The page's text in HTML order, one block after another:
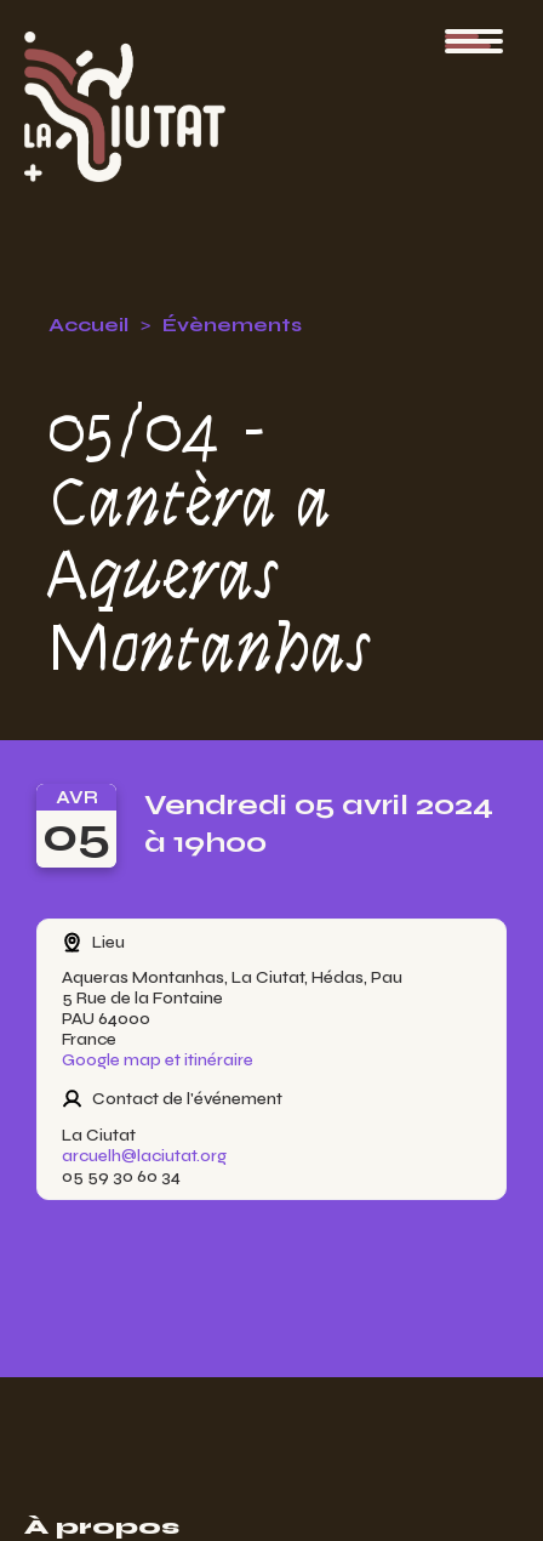
Accueil Évènements
05/04 -
Cantèra a
Aqueras
Montanhas
AVR
05
Vendredi 05 avril 2024
à 19h00
Lieu
Aqueras Montanhas, La Ciutat, Hédas, Pau
5 Rue de la Fontaine
PAU 64000
France
Google map et itinéraire
Contact de l'événement
La Ciutat
arcuelh@laciutat.org
05 59 30 60 34
À propos